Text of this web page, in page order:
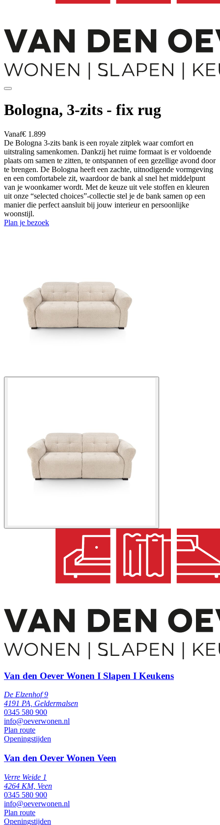
Bologna, 3-zits - fix rug
Vanaf€ 1.899
De Bologna 3-zits bank is een royale zitplek waar comfort en
uitstraling samenkomen. Dankzij het ruime formaat is er voldoende
plaats om samen te zitten, te ontspannen of een gezellige avond door
te brengen. De Bologna heeft een zachte, uitnodigende vormgeving
en een comfortabele zit, waardoor de bank al snel het middelpunt
van je woonkamer wordt. Met de keuze uit vele stoffen en kleuren
uit onze “selected choices”-collectie stel je de bank samen op een
manier die perfect aansluit bij jouw interieur en persoonlijke
woonstijl.
Plan je bezoek
Van den Oever Wonen I Slapen I Keukens
De Elzenhof 9
4191 PA, Geldermalsen
0345 580 900
info@oeverwonen.nl
Plan route
Openingstijden
Van den Oever Wonen Veen
Verre Weide 1
4264 KM, Veen
0345 580 900
info@oeverwonen.nl
Plan route
Openingstijden